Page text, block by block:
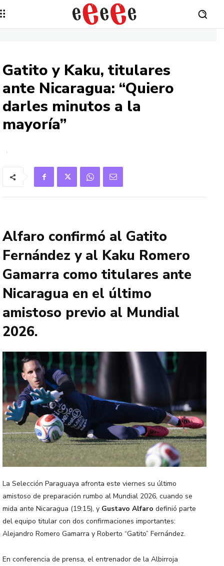
Gatito y Kaku, titulares
ante Nicaragua: “Quiero
darles minutos a la
mayoría”
Alfaro confirmó al Gatito
Fernández y al Kaku Romero
Gamarra como titulares ante
Nicaragua en el último
amistoso previo al Mundial
2026.
La Selección Paraguaya afronta este viernes su último
amistoso de preparación rumbo al Mundial 2026, cuando se
mida ante Nicaragua (19:15), y Gustavo Alfaro definió parte
del equipo titular con dos confirmaciones importantes:
Alejandro Romero Gamarra y Roberto “Gatito” Fernández.
En conferencia de prensa, el entrenador de la Albirroja